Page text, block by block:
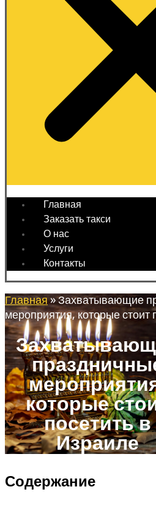
Главная
Заказать такси
О нас
Услуги
Контакты
Главная»Захватывающие
мероприятия, которые стоит
которые
посетить в
Израиле
Содержание